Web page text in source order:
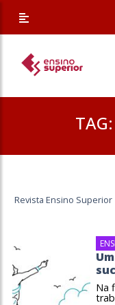
TAG:
Revista Ensino Superior
Na